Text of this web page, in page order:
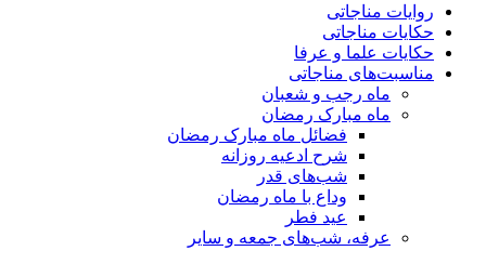
روایات مناجاتی
حکایات مناجاتی
حکایات علما و عرفا
مناسبت‌های مناجاتی
ماه رجب و شعبان
ماه مبارک رمضان
فضائل ماه مبارک رمضان
شرح ادعیه روزانه
شب‌های قدر
وداع با ماه رمضان
عید فطر
عرفه، شب‌های جمعه و سایر